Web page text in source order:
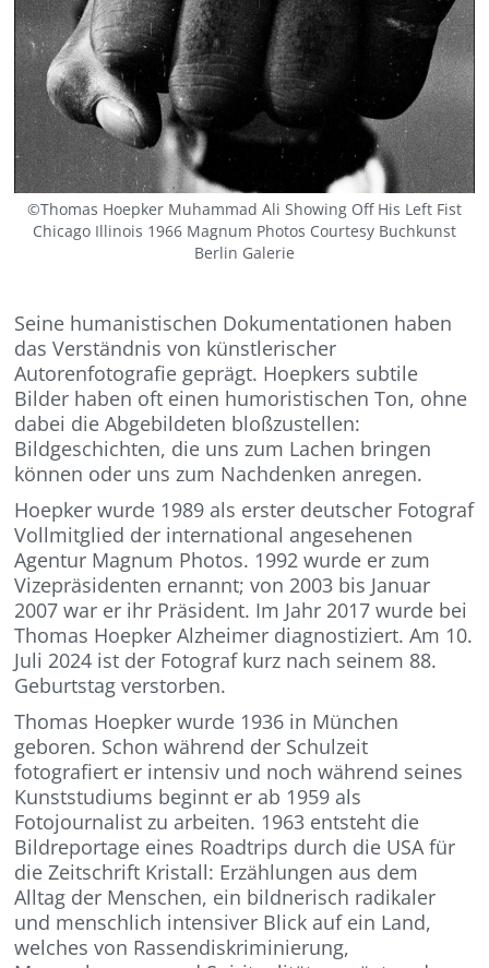
©Thomas Hoepker Muhammad Ali Showing Off His Left Fist
Chicago Illinois 1966 Magnum Photos Courtesy Buchkunst
Berlin Galerie
Seine humanistischen Dokumentationen haben
das Verständnis von künstlerischer
Autorenfotografie geprägt. Hoepkers subtile
Bilder haben oft einen humoristischen Ton, ohne
dabei die Abgebildeten bloßzustellen:
Bildgeschichten, die uns zum Lachen bringen
können oder uns zum Nachdenken anregen.
Hoepker wurde 1989 als erster deutscher Fotograf
Vollmitglied der international angesehenen
Agentur Magnum Photos. 1992 wurde er zum
Vizepräsidenten ernannt; von 2003 bis Januar
2007 war er ihr Präsident. Im Jahr 2017 wurde bei
Thomas Hoepker Alzheimer diagnostiziert. Am 10.
Juli 2024 ist der Fotograf kurz nach seinem 88.
Geburtstag verstorben.
Thomas Hoepker wurde 1936 in München
geboren. Schon während der Schulzeit
fotografiert er intensiv und noch während seines
Kunststudiums beginnt er ab 1959 als
Fotojournalist zu arbeiten. 1963 entsteht die
Bildreportage eines Roadtrips durch die USA für
die Zeitschrift Kristall: Erzählungen aus dem
Alltag der Menschen, ein bildnerisch radikaler
und menschlich intensiver Blick auf ein Land,
welches von Rassendiskriminierung,